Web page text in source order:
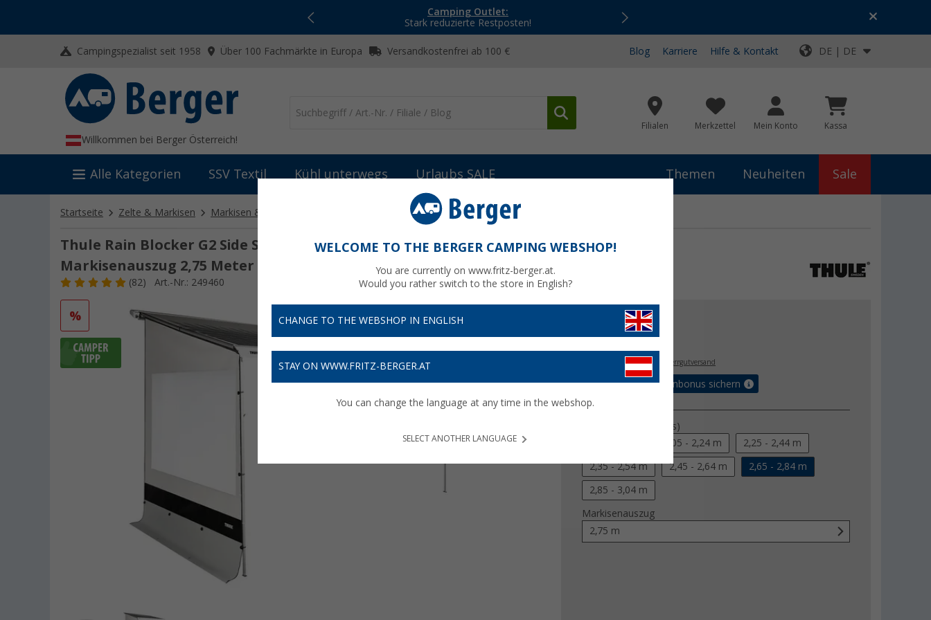
Camping Outlet:
Stark reduzierte Restposten!
Top-Deals für dein Abenteuer!
Campingspezialist seit 1958 Über 100 Fachmärkte in Europa Versandkostenfrei ab 100 € Blog Karriere Hilfe & Kontakt DE | DE
Willkommen bei Berger Österreich!
Filialen Merkzettel Mein Konto Kassa
Alle Kategorien SSV Textil Kühl unterwegs Urlaubs SALE Themen Neuheiten Sale
Startseite Zelte & Markisen Markisen & Sonnensegel Markisenzelte & Wände Thule Rain Blocker G2 Side Seitenwand
Thule Rain Blocker G2 Side Seitenwand X-Large Anbauhöhe 2,65 - 2,84 Meter
Markisenauszug 2,75 Meter
(82) Art.-Nr.: 249460
% 284,- €
193,- €
Preise inkl. MwSt.,zzgl. Sperrgutversand
5,79€ Vorteilskartenbonus sichern
Anbauhöhe (von - bis)
2,05 - 2,24 m 2,25 - 2,44 m
2,35 - 2,54 m 2,45 - 2,64 m 2,65 - 2,84 m
2,85 - 3,04 m
Markisenauszug
2,75 m
WELCOME TO THE BERGER CAMPING WEBSHOP!
You are currently on www.fritz-berger.at.
Would you rather switch to the store in English?
CHANGE TO THE WEBSHOP IN ENGLISH
STAY ON WWW.FRITZ-BERGER.AT
You can change the language at any time in the webshop.
SELECT ANOTHER LANGUAGE